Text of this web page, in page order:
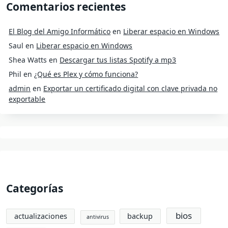
Comentarios recientes
El Blog del Amigo Informático en Liberar espacio en Windows
Saul en Liberar espacio en Windows
Shea Watts en Descargar tus listas Spotify a mp3
Phil en¿Qué es Plex y cómo funciona?
admin en Exportar un certificado digital con clave privada no
exportable
Categorías
actualizaciones antivirus backup bios